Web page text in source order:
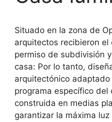
Situado en la zona de
arquitectos recibieron
permiso de subdivisión
casa: Por lo tanto,
arquitectónico
programa específico del
construida en medias
garantizar la máxima